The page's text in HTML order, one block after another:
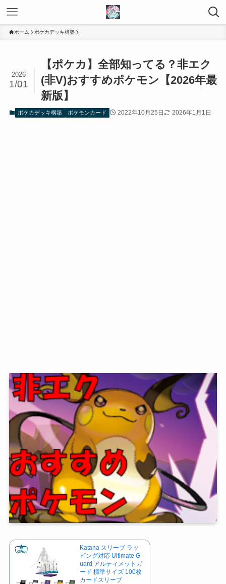
ホーム ポケカデッキ構築
【ポケカ】全部知ってる？非エク
(非V)おすすめポケモン【2026年最
新版】
2026
1/01
ポケカデッキ構築 ポケモンカード 2022年10月25日 2026年1月1日
Katana スリーブ ラッ
ピング対応 Ultimate G
uard アルティメットガ
ード 標準サイズ 100枚
カードスリーブ